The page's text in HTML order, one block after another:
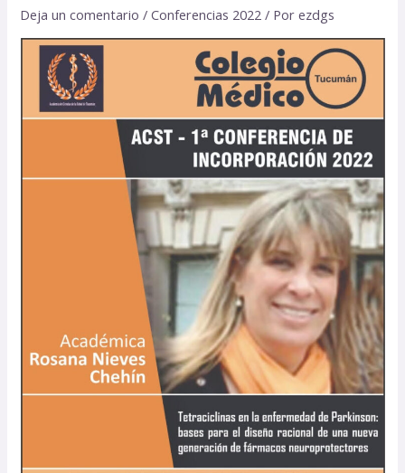
Deja un comentario /Conferencias 2022 / Porezdgs